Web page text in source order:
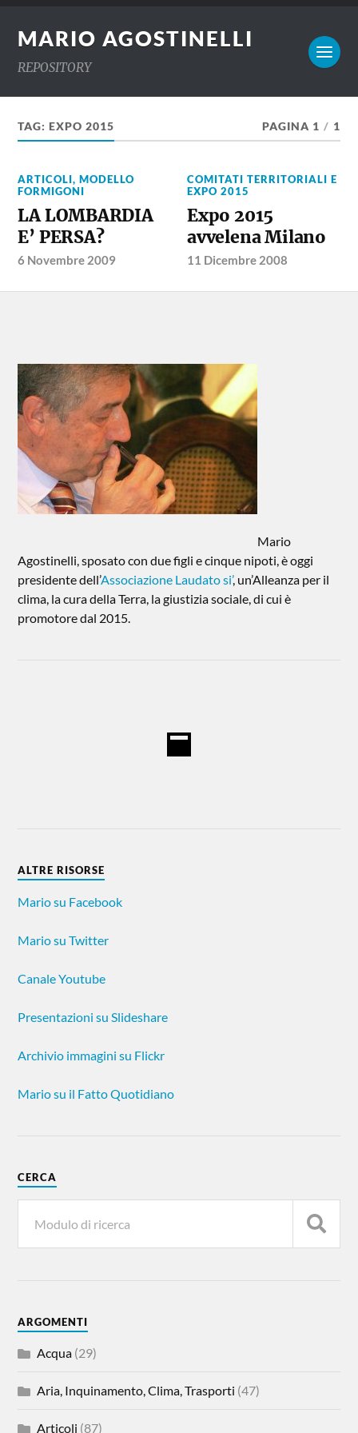
MARIO AGOSTINELLI
REPOSITORY
TAG:EXPO 2015 PAGINA 1 / 1
ARTICOLI,MODELLO
FORMIGONI
LA LOMBARDIA
E’ PERSA?
6 Novembre 2009
COMITATI TERRITORIALI E
EXPO 2015
Expo 2015
avvelena Milano
11 Dicembre 2008
Mario
Agostinelli, sposato con due figli e cinque nipoti, è oggi
presidente dell’Associazione Laudato si’, un’Alleanza per il
clima, la cura della Terra, la giustizia sociale, di cui è
promotore dal 2015.
ALTRE RISORSE
Mario su Facebook
Mario su Twitter
Canale Youtube
Presentazioni su Slideshare
Archivio immagini su Flickr
Mario su il Fatto Quotidiano
CERCA
ARGOMENTI
Acqua (29)
Aria, Inquinamento, Clima, Trasporti (47)
Articoli (87)